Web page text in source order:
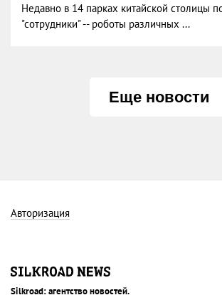
Недавно в 14 парках китайской столицы
"сотрудники" -- роботы различных ...
Еще новости
Авторизация
Silkroad: агентство новостей.